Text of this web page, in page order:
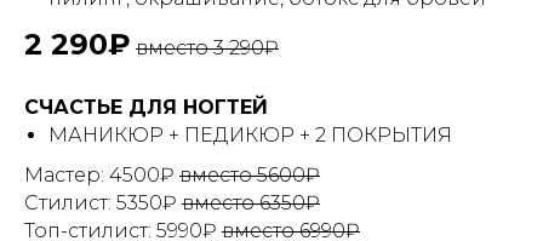
2 290₽ вместо 3 290₽
СЧАСТЬЕ ДЛЯ НОГТЕЙ
МАНИКЮР + ПЕДИКЮР + 2 ПОКРЫТИЯ
Мастер: 4500₽ вместо 5600₽
Стилист: 5350₽ вместо 6350₽
Топ-стилист: 5990₽ вместо 6990₽